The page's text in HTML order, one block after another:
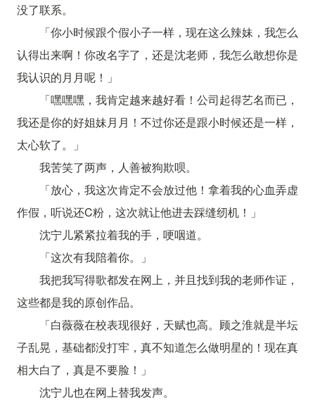
没了联系。
「你小时候跟个假小子一样，现在这么辣妹，我怎么
认得出来啊！你改名字了，还是沈老师，我怎么敢想你是
我认识的月月呢！」
「嘿嘿嘿，我肯定越来越好看！公司起得艺名而已，
我还是你的好姐妹月月！不过你还是跟小时候还是一样，
太心软了。」
我苦笑了两声，人善被狗欺呗。
「放心，我这次肯定不会放过他！拿着我的心血弄虚
作假，听说还C粉，这次就让他进去踩缝纫机！」
沈宁儿紧紧拉着我的手，哽咽道。
「这次有我陪着你。」
我把我写得歌都发在网上，并且找到我的老师作证，
这些都是我的原创作品。
「白薇薇在校表现很好，天赋也高。顾之淮就是半坛
子乱晃，基础都没打牢，真不知道怎么做明星的！现在真
相大白了，真是不要脸！」
沈宁儿也在网上替我发声。